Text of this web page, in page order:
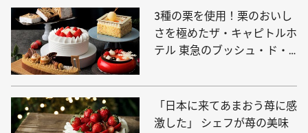
3種の栗を使用！栗のおいし
さを極めたザ・キャピトルホ
テル 東急のブッシュ・ド・
「日本に来てあまおう苺に感
激した」 シェフが苺の美味